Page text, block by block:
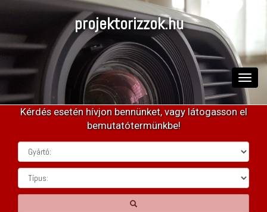
projektorizzok.hu
Toggle
Kérdés esetén hívjon bennünket, vagy látogasson el
bemutatótermünkbe!